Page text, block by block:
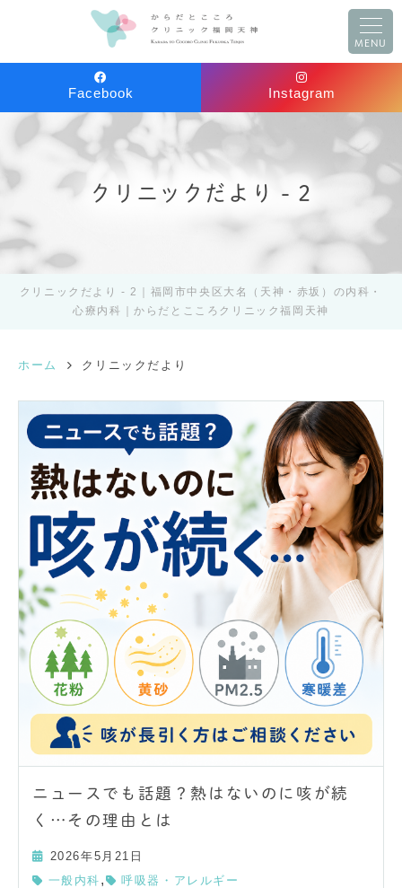
MENU
Facebook Instagram
クリニックだより - 2
クリニックだより - 2｜福岡市中央区大名（天神・赤坂）の内科・
心療内科｜からだとこころクリニック福岡天神
ホーム クリニックだより
ニュースでも話題？熱はないのに咳が続
く…その理由とは
2026年5月21日
一般内科 , 呼吸器・アレルギー